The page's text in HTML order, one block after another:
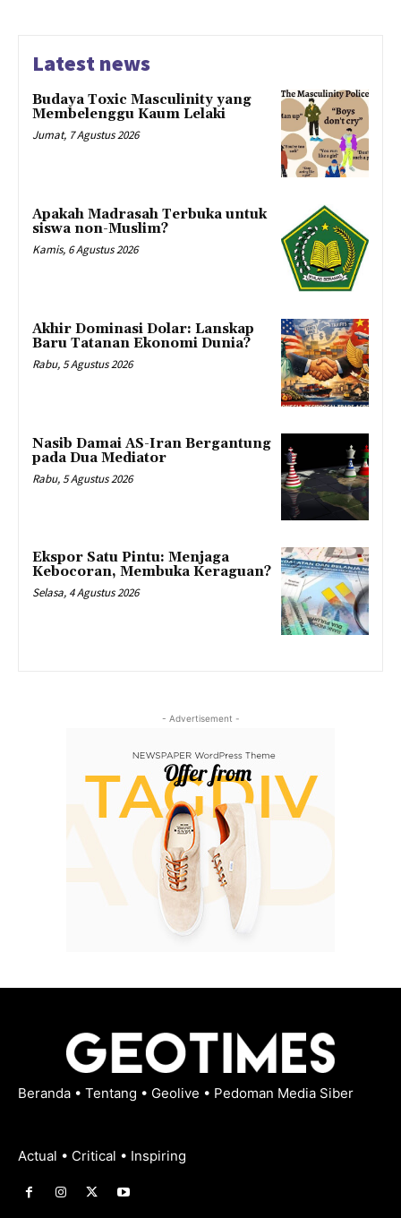
Latest news
Budaya Toxic Masculinity yang
Membelenggu Kaum Lelaki
Jumat, 7 Agustus 2026
Apakah Madrasah Terbuka untuk
siswa non-Muslim?
Kamis, 6 Agustus 2026
Akhir Dominasi Dolar: Lanskap
Baru Tatanan Ekonomi Dunia?
Rabu, 5 Agustus 2026
Nasib Damai AS-Iran Bergantung
pada Dua Mediator
Rabu, 5 Agustus 2026
Ekspor Satu Pintu: Menjaga
Kebocoran, Membuka Keraguan?
Selasa, 4 Agustus 2026
- Advertisement -
Beranda • Tentang • Geolive • Pedoman Media Siber
Actual • Critical • Inspiring